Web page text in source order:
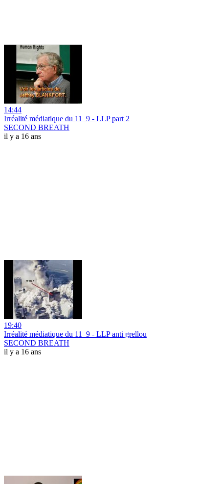
14:44
Irréalité médiatique du 11_9 - LLP part 2
SECOND BREATH
il y a 16 ans
19:40
Irréalité médiatique du 11_9 - LLP anti grellou
SECOND BREATH
il y a 16 ans